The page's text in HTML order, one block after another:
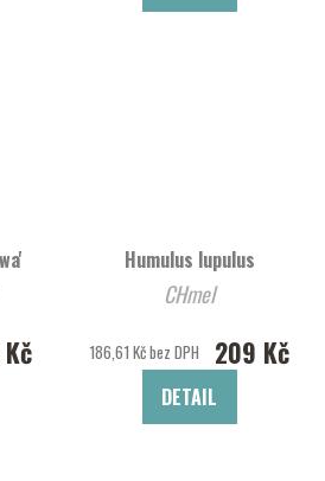
Humulus lupulus
CHmel
186,61 Kč bez DPH 209 Kč
DETAIL